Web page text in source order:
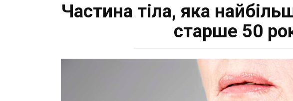
Частина тіла, яка
старше 50